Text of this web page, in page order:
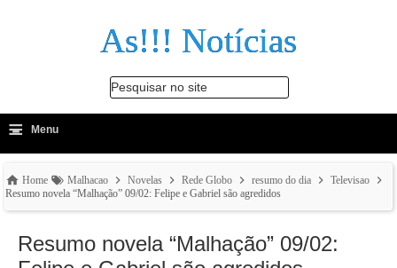
As!!! Notícias
Pesquisar no site
-
≡ Menu
Home Malhacao Novelas Rede Globo resumo do dia
Televisao
Resumo novela “Malhação” 09/02: Felipe e Gabriel são agredidos
Resumo novela “Malhação” 09/02: